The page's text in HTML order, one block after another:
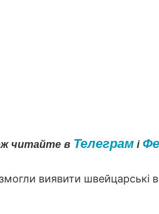
читайте в Телеграмі
виявити швейцарські